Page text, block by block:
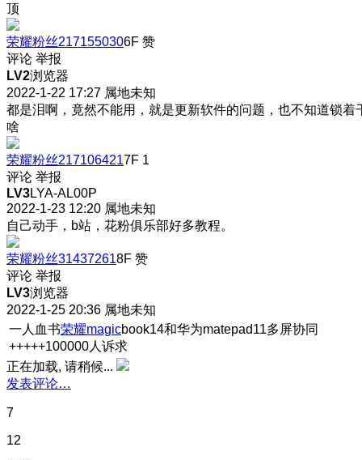
顶
荣耀粉丝2171550306F 赞
评论 举报
LV2浏览器
2022-1-22 17:27 属地未知
都是泪啊，竟然不能用，就是更新软件的问题，也不知道锁着
啥
荣耀粉丝2171064217F 1
评论 举报
LV3LYA-AL00P
2022-1-23 12:20 属地未知
自己动手，b站，花粉俱乐部好多教程。
荣耀粉丝314372618F 赞
评论 举报
LV3浏览器
2022-1-25 20:36 属地未知
一人血书荣耀magicbook14和华为matepad11多屏协同
+++++100000人诉求
正在加载, 请稍候...
发表评论…
7
12